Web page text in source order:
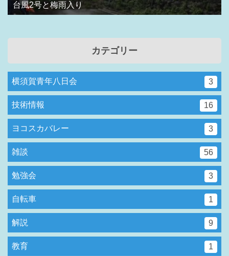
台風2号と梅雨入り
カテゴリー
横須賀青年八日会 3
技術情報 16
ヨコスカバレー 3
雑談 56
勉強会 3
自転車 1
解説 9
教育 1